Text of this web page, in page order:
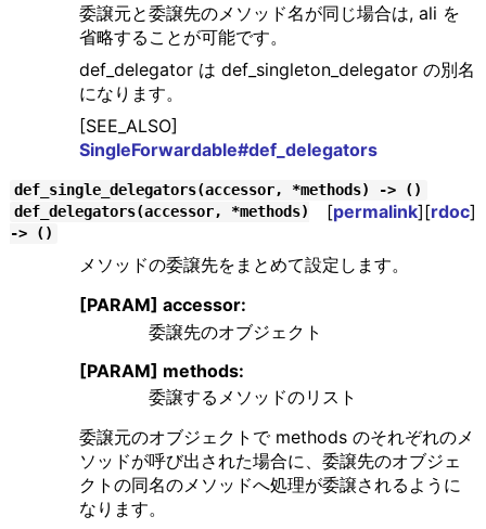
委譲元と委譲先のメソッド名が同じ場合は, ali を
省略することが可能です。
def_delegator は def_singleton_delegator の別名
になります。
[SEE_ALSO]
SingleForwardable#def_delegators
def_single_delegators(accessor, *methods) -> ()
[permalink][rdoc]
def_delegators(accessor, *methods)
-> ()
メソッドの委譲先をまとめて設定します。
[PARAM] accessor:
委譲先のオブジェクト
[PARAM] methods:
委譲するメソッドのリスト
委譲元のオブジェクトで methods のそれぞれのメ
ソッドが呼び出された場合に、委譲先のオブジェ
クトの同名のメソッドへ処理が委譲されるように
なります。